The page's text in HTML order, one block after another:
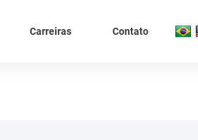
Carreiras Contato